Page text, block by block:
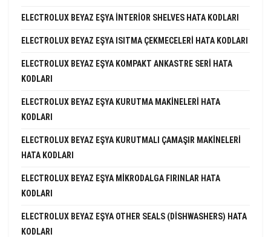
ELECTROLUX BEYAZ EŞYA INTERIOR SHELVES HATA KODLARI
ELECTROLUX BEYAZ EŞYA ISITMA ÇEKMECELERI HATA KODLARI
ELECTROLUX BEYAZ EŞYA KOMPAKT ANKASTRE SERI HATA
KODLARI
ELECTROLUX BEYAZ EŞYA KURUTMA MAKINELERI HATA
KODLARI
ELECTROLUX BEYAZ EŞYA KURUTMALI ÇAMAŞIR MAKINELERI
HATA KODLARI
ELECTROLUX BEYAZ EŞYA MIKRODALGA FIRINLAR HATA
KODLARI
ELECTROLUX BEYAZ EŞYA OTHER SEALS (DISHWASHERS) HATA
KODLARI